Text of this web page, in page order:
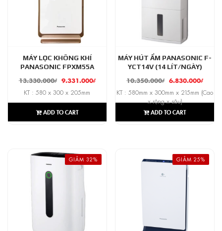
MÁY LỌC KHÔNG KHÍ
PANASONIC FPXM55A
13.330.000₫ 9.331.000₫
KT : 580 x 300 x 205mm
ADD TO CART
MÁY HÚT ẨM PANASONIC F-
YCT14V (14 LÍT/NGÀY)
10.350.000₫ 6.830.000₫
KT : 580mm x 300mm x 215mm (Cao
x rộng x sâu)
ADD TO CART
GIẢM 32% GIẢM 25%